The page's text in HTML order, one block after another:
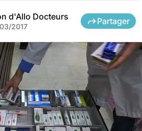
d'Allo Docteurs
2017
Partager